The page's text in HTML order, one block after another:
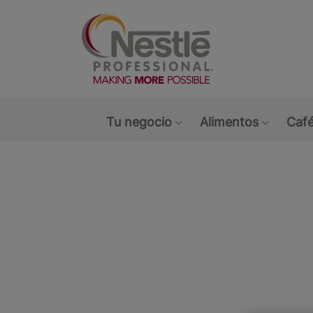
Tu negocio
Show submenu: Tu
Alimentos
Show